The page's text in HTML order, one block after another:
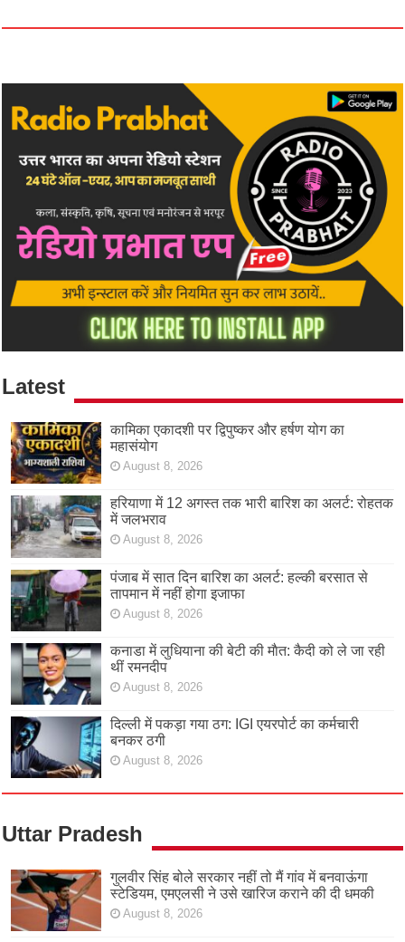
Latest
कामिका एकादशी पर द्विपुष्कर और हर्षण योग का
महासंयोग
August 8, 2026
हरियाणा में 12 अगस्त तक भारी बारिश का अलर्ट: रोहतक
में जलभराव
August 8, 2026
पंजाब में सात दिन बारिश का अलर्ट: हल्की बरसात से
तापमान में नहीं होगा इजाफा
August 8, 2026
कनाडा में लुधियाना की बेटी की माैत: कैदी को ले जा रही
थीं रमनदीप
August 8, 2026
दिल्ली में पकड़ा गया ठग: IGI एयरपोर्ट का कर्मचारी
बनकर ठगी
August 8, 2026
Uttar Pradesh
गुलवीर सिंह बोले सरकार नहीं तो मैं गांव में बनवाऊंगा
स्टेडियम, एमएलसी ने उसे खारिज कराने की दी धमकी
August 8, 2026